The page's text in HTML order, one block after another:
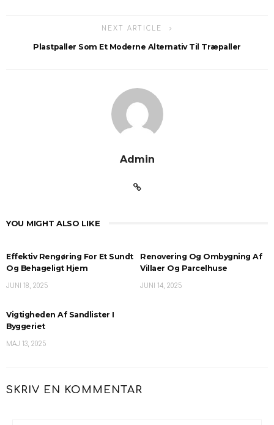
NEXT ARTICLE
Plastpaller Som Et Moderne Alternativ Til Træpaller
Admin
YOU MIGHT ALSO LIKE
Effektiv Rengøring For Et Sundt
Og Behageligt Hjem
JUNI 18, 2025
Renovering Og Ombygning Af
Villaer Og Parcelhuse
JUNI 14, 2025
Vigtigheden Af Sandlister I
Byggeriet
MAJ 13, 2025
SKRIV EN KOMMENTAR